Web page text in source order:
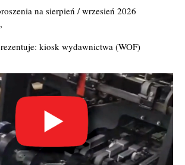
na sierpień / wrzesień 2026
kiosk wydawnictwa (WOF)